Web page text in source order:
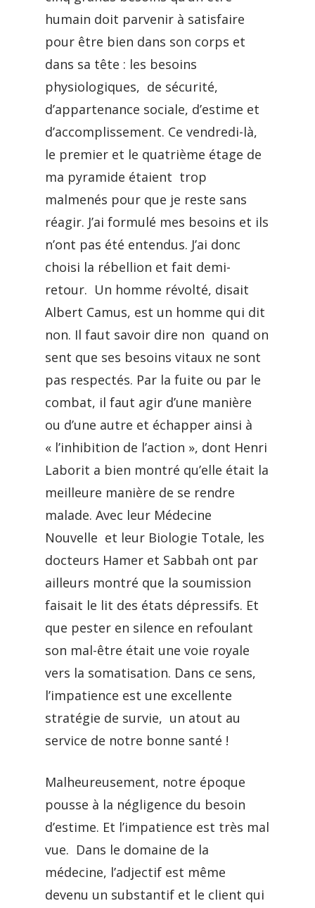
humain doit parvenir à satisfaire
pour être bien dans son corps et
dans sa tête : les besoins
physiologiques, de sécurité,
d’appartenance sociale, d’estime et
d’accomplissement. Ce vendredi-là,
le premier et le quatrième étage de
ma pyramide étaient trop
malmenés pour que je reste sans
réagir. J’ai formulé mes besoins et ils
n’ont pas été entendus. J’ai donc
choisi la rébellion et fait demi-
retour. Un homme révolté, disait
Albert Camus, est un homme qui dit
non. Il faut savoir dire non quand on
sent que ses besoins vitaux ne sont
pas respectés. Par la fuite ou par le
combat, il faut agir d’une manière
ou d’une autre et échapper ainsi à
« l’inhibition de l’action », dont Henri
Laborit a bien montré qu’elle était la
meilleure manière de se rendre
malade. Avec leur Médecine
Nouvelle et leur Biologie Totale, les
docteurs Hamer et Sabbah ont par
ailleurs montré que la soumission
faisait le lit des états dépressifs. Et
que pester en silence en refoulant
son mal-être était une voie royale
vers la somatisation. Dans ce sens,
l’impatience est une excellente
stratégie de survie, un atout au
service de notre bonne santé !
Malheureusement, notre époque
pousse à la négligence du besoin
d’estime. Et l’impatience est très mal
vue. Dans le domaine de la
médecine, l’adjectif est même
devenu un substantif et le client qui